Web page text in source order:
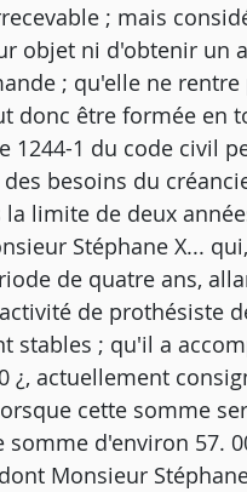
; mais
objet ni d'obtenir un
; qu'elle ne
donc être formée en
1244-1 du code civil
besoins du
limite de deux
Stéphane X...
de quatre ans,
de prothésiste
stables ; qu'il a
¿, actuellement
cette somme
somme d'environ 57.
Monsieur